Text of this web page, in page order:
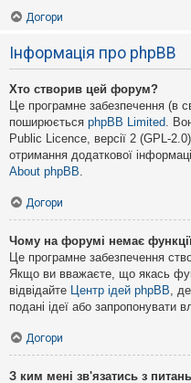
Догори
Інформація про phpBB
Хто створив цей форум?
Це програмне забезпечення (в
поширюється phpBB Limited.
Public Licence, версії 2 (GPL-
отримання додаткової
About phpBB.
Догори
Чому на форумі немає
Це програмне забезпечення
Якщо ви вважаєте, що якась
відвідайте Центр ідей phpBB,
подані ідеї або запропонувати
Догори
З ким мені зв'язатись з